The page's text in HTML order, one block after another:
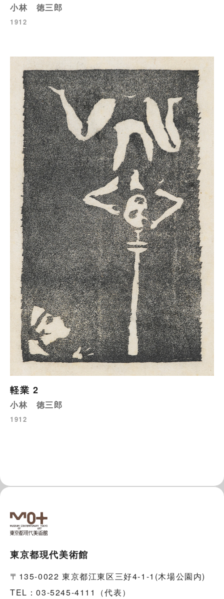
小林 徳三郎
1912
軽業 2
小林 徳三郎
1912
東京都現代美術館
〒135-0022 東京都江東区三好4-1-1(木場公園内)
TEL：03-5245-4111（代表）